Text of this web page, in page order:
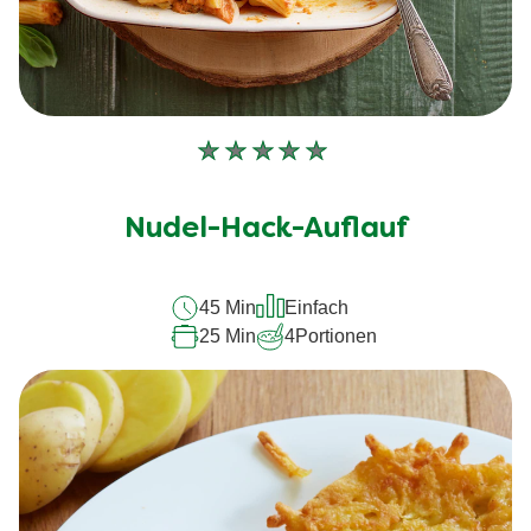
Keine
für
abgegeben
Nudel-Hack-Auflauf
45 Min
Einfach
25 Min
4Portionen